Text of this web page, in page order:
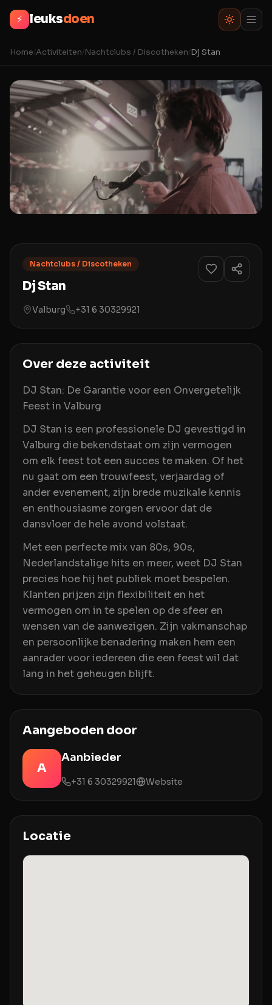
⚡ leuksdoen
Home/Activiteiten/Nachtclubs / Discotheken/Dj Stan
Nachtclubs / Discotheken
Dj Stan
Valburg +31 6 30329921
Over deze activiteit
DJ Stan: De Garantie voor een Onvergetelijk
Feest in Valburg
DJ Stan is een professionele DJ gevestigd in
Valburg die bekendstaat om zijn vermogen
om elk feest tot een succes te maken. Of het
nu gaat om een trouwfeest, verjaardag of
ander evenement, zijn brede muzikale kennis
en enthousiasme zorgen ervoor dat de
dansvloer de hele avond volstaat.
Met een perfecte mix van 80s, 90s,
Nederlandstalige hits en meer, weet DJ Stan
precies hoe hij het publiek moet bespelen.
Klanten prijzen zijn flexibiliteit en het
vermogen om in te spelen op de sfeer en
wensen van de aanwezigen. Zijn vakmanschap
en persoonlijke benadering maken hem een
aanrader voor iedereen die een feest wil dat
lang in het geheugen blijft.
Aangeboden door
A
Aanbieder
+31 6 30329921 Website
Locatie